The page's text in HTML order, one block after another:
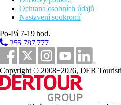
Ochrana osobních údajů
Nastavení soukromí
Po-Pá 7-19 hod.
255 787 777
Copyright © 2008−2026, DER